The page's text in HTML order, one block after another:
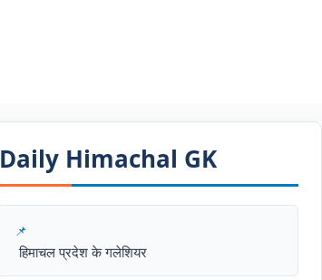
Daily Himachal GK​​
हिमाचल प्रदेश के गलेशियर